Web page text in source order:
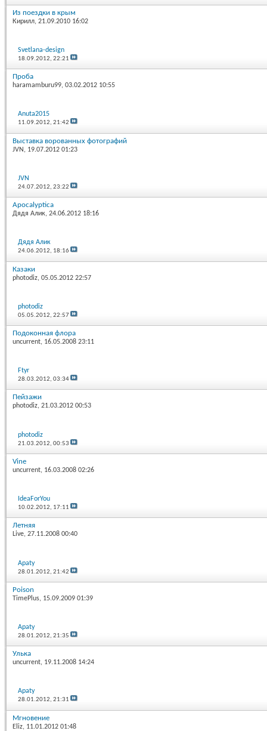
Из поездки в крым
Кирилл, 21.09.2010 16:02
Svetlana-design
18.09.2012,22:21
Проба
haramamburu99, 03.02.2012 10:55
Anuta2015
11.09.2012,21:42
Выставка ворованных фотографий
JVN , 19.07.2012 01:23
JVN
24.07.2012,23:22
Apocalyptica
Дядя Алик, 24.06.2012 18:16
Дядя Алик
24.06.2012, 18:16
Казаки
photodiz, 05.05.2012 22:57
photodiz
05.05.2012,22:57
Подоконная флора
uncurrent, 16.05.2008 23:11
Ftyr
28.03.2012,03:34
Пейзажи
photodiz, 21.03.2012 00:53
photodiz
21.03.2012,00:53
Vine
uncurrent, 16.03.2008 02:26
IdeaForYou
10.02.2012, 17:11
Летняя
Live, 27.11.2008 00:40
Apaty
28.01.2012,21:42
Poison
TimePlus, 15.09.2009 01:39
Apaty
28.01.2012,21:35
Улька
uncurrent, 19.11.2008 14:24
Apaty
28.01.2012,21:31
Мгновение
Eliz, 11.01.2012 01:48